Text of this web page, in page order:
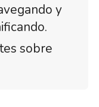
y
sobre